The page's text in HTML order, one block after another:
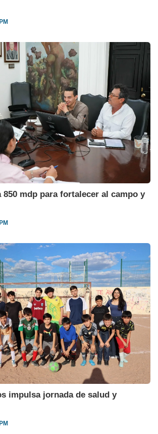
850 mdp para fortalecer al campo y
impulsa jornada de salud y